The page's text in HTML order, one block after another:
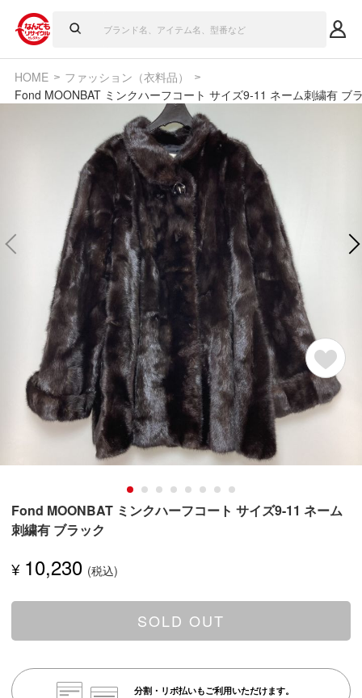
HOME
ファッション（衣料品）
Fond MOONBAT ミンクハーフコート サイズ9-11 ネーム刺繍有 ブ
Fond MOONBAT ミンクハーフコート サイズ9-11 ネーム
刺繍有 ブラック
¥ 10,230
SOLD OUT
分割・リボ払いもご利用いただけます。